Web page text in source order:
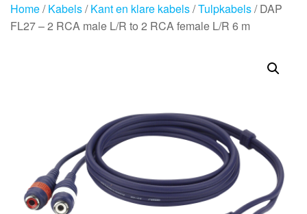
Home/Kabels/Kant en klare kabels/Tulpkabels/ DAP
FL27 – 2 RCA male L/R to 2 RCA female L/R 6 m